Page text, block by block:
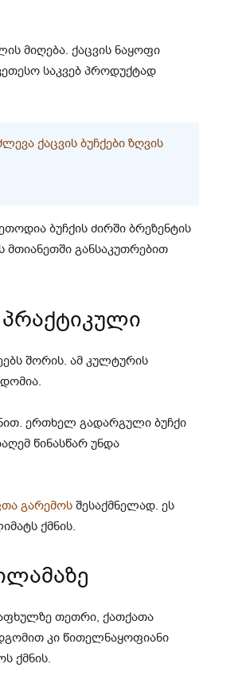
მიღება. ქაცვის ნაყოფი
საკვებ პროდუქტად
ᲥᲐᲪᲕᲘᲡ ᲑᲣᲩᲥᲔᲑᲘ ᲖᲦᲕᲘᲡ
ბუჩქის ძირში ბრეზენტის
განსაკუთრებით
შორის. ამ კულტურის
ერთხელ გადარგული ბუჩქი
წინასწარ უნდა
გარემოსშესაქმნელად. ეს
ქმნის.
თეთრი, ქათქათა
კი წითელნაყოფიანი
ქმნის.